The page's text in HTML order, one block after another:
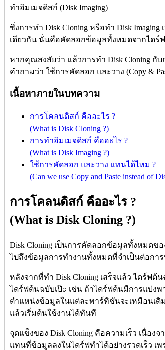
ทำอิมเมจดิสก์ (Disk Imaging)
ซึ่งการทำ Disk Cloning หรือทำ Disk
เดียวกัน นั่นคือคัดลอกข้อมูลทั้งหมดจากไดร์
หากคุณสงสัยว่า แล้วการทำ Disk Cloning กับ
คำถามว่า ใช้การคัดลอก และวาง (Copy &
เนื้อหาภายในบทความ
การโคลนดิสก์ คืออะไร ?
(What is Disk Cloning ?)
การทำอิมเมจดิสก์ คืออะไร ?
(What is Disk Imaging ?)
ใช้การคัดลอก และวาง แทนได้ไหม ?
(Can we use Copy and Paste instead of
การโคลนดิสก์ คืออะไร ?
(What is Disk Cloning ?)
Disk Cloning เป็นการคัดลอกข้อมูลทั้งหมดข
ไปถึงข้อมูลการทำงานทั้งหมดที่จำเป็นต่อกา
หลังจากที่ทำ Disk Cloning เสร็จแล้ว ไดร์
ไดร์ฟต้นฉบับเป๊ะ เช่น ถ้าไดร์ฟต้นมีการแบ่ง
ตำแหน่งข้อมูลในแต่ละพาร์ทิชันจะเหมือนเดิ
แล้วเริ่มต้นใช้งานได้ทันที
จุดแข็งของ Disk Cloning คือความเร็ว เนื่อง
แทนที่ข้อมูลลงในไดร์ฟทำได้อย่างรวดเร็ว เ